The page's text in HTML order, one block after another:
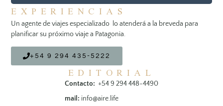
EXPERIENCIAS
Un agente de viajes especializado lo atenderá a la breveda para
planificar su próximo viaje a Patagonia.
+54 9 294 435-5222
EDITORIAL
Contacto: +54 9 294 448-4490
mail: info@aire.life